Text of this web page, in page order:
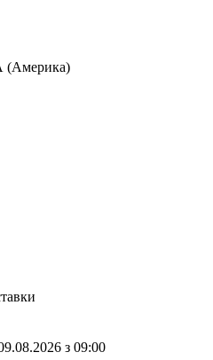
(Америка)
з 09:00